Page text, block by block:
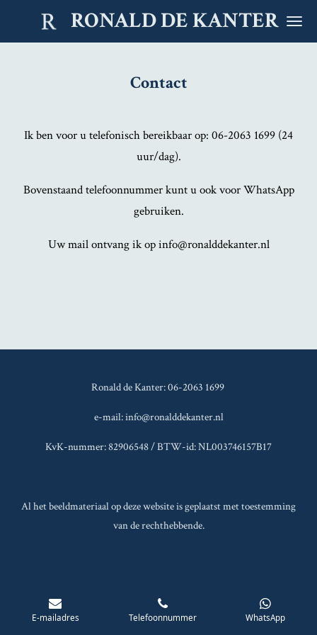
RONALD DE KANTER
Contact
Ik ben voor u telefonisch bereikbaar op: 06-2063 1699 (24
uur/dag).
Bovenstaand telefoonnummer kunt u ook voor WhatsApp
gebruiken.
Uw mail ontvang ik op info@ronalddekanter.nl
Ronald de Kanter: 06-2063 1699
e-mail: info@ronalddekanter.nl
KvK-nummer: 82906548 / BTW-id: NL003746157B17
Al het beeldmateriaal op deze website is geplaatst met toestemming
van de rechthebbende.
E-mailadres Telefoonnummer WhatsApp